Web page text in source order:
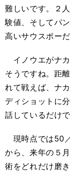
難しいです。２
験値、そしてパ
高いサウスポー
イノウエがナ
そうですね。距
れて戦えば、ナ
ディショットに
話しているだけ
現時点では50
から、来年の５
術をどれだけ磨